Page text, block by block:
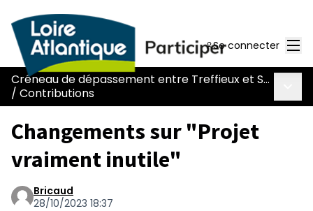
Se connecter
Créneau de dépassement entre Treffieux et Saint-Vincent-des-Landes
/ Contributions
Changements sur "Projet
vraiment inutile"
Bricaud
28/10/2023 18:37